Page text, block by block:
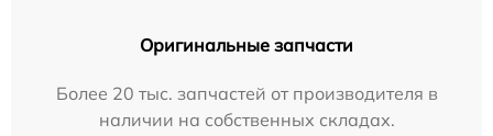
Оригинальные запчасти
Более 20 тыс. запчастей от производителя в
наличии на собственных складах.